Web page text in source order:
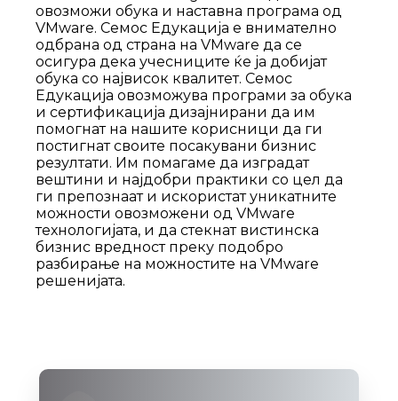
овозможи обука и наставна програма од
VMware. Семос Едукација е внимателно
одбрана од страна на VMware да се
осигура дека учесниците ќе ја добијат
обука со највисок квалитет. Семос
Едукација овозможува програми за обука
и сертификација дизајнирани да им
помогнат на нашите корисници да ги
постигнат своите посакувани бизнис
резултати. Им помагаме да изградат
вештини и најдобри практики со цел да
ги препознаат и искористат уникатните
можности овозможени од VMware
технологијата, и да стекнат вистинска
бизнис вредност преку подобро
разбирање на можностите на VMware
решенијата.